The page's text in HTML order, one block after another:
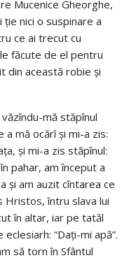
Mucenice Gheorghe,
nici o suspinare a
ce ai trecut cu
făcute de el pentru
din această robie şi
mă stăpînul
a mă ocărî şi mi-a zis:
şi mi-a zis stăpînul:
pahar, am început a
şi am auzit cîntarea ce
Hristos, întru slava lui
în altar, iar pe tatăl
“Daţi-mi apă”.
să torn în Sfântul